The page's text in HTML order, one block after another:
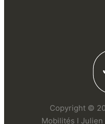
Copyright ©
Mobilités I Julien